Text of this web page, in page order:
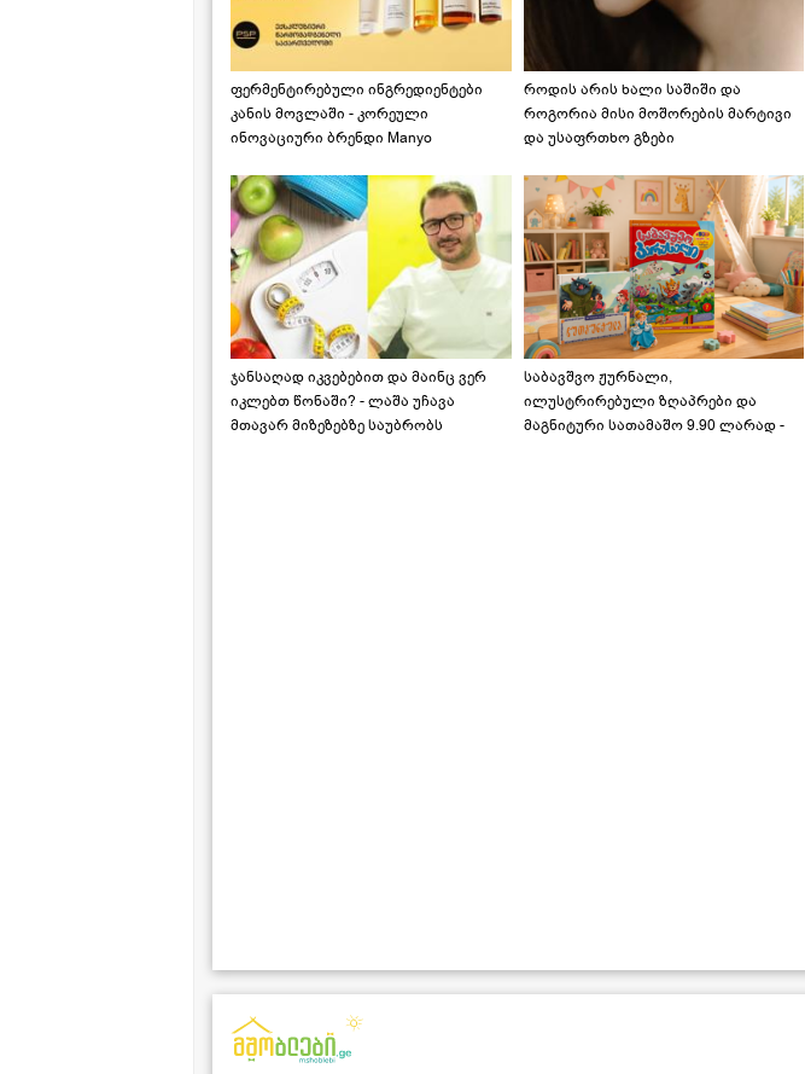
ფერმენტირებული ინგრედიენტები
კანის მოვლაში - კორეული
ინოვაციური ბრენდი Manyo
როდის არის ხალი საშიში და
როგორია მისი მოშორების მარტივი
და უსაფრთხო გზები
ჯანსაღად იკვებებით და მაინც ვერ
იკლებთ წონაში? - ლაშა უჩავა
მთავარ მიზეზებზე საუბრობს
საბავშვო ჟურნალი,
ილუსტრირებული ზღაპრები და
მაგნიტური სათამაშო 9.90 ლარად -